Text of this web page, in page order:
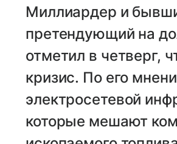
Миллиардер и
претендующий на
отметил в четверг,
кризис. По его
электросетевой
которые мешают